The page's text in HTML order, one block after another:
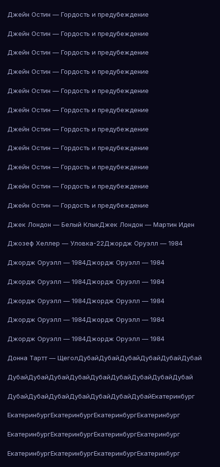
Джейн Остин — Гордость и предубеждение
Джейн Остин — Гордость и предубеждение
Джейн Остин — Гордость и предубеждение
Джейн Остин — Гордость и предубеждение
Джейн Остин — Гордость и предубеждение
Джейн Остин — Гордость и предубеждение
Джейн Остин — Гордость и предубеждение
Джейн Остин — Гордость и предубеждение
Джейн Остин — Гордость и предубеждение
Джейн Остин — Гордость и предубеждение
Джейн Остин — Гордость и предубеждение
Джек Лондон — Белый КлыкДжек Лондон — Мартин Иден
Джозеф Хеллер — Уловка-22Джордж Оруэлл — 1984
Джордж Оруэлл — 1984Джордж Оруэлл — 1984
Джордж Оруэлл — 1984Джордж Оруэлл — 1984
Джордж Оруэлл — 1984Джордж Оруэлл — 1984
Джордж Оруэлл — 1984Джордж Оруэлл — 1984
Джордж Оруэлл — 1984Джордж Оруэлл — 1984
Донна Тартт — ЩеголДубайДубайДубайДубайДубайДубай
ДубайДубайДубайДубайДубайДубайДубайДубайДубай
ДубайДубайДубайДубайДубайДубайДубайЕкатеринбург
ЕкатеринбургЕкатеринбургЕкатеринбургЕкатеринбург
ЕкатеринбургЕкатеринбургЕкатеринбургЕкатеринбург
ЕкатеринбургЕкатеринбургЕкатеринбургЕкатеринбург